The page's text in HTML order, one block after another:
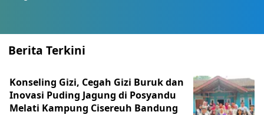
Berita Terkini
Konseling Gizi, Cegah Gizi Buruk dan
Inovasi Puding Jagung di Posyandu
Melati Kampung Cisereuh Bandung